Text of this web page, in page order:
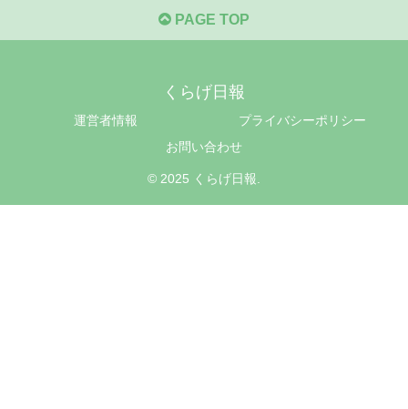
PAGE TOP
くらげ日報
運営者情報
プライバシーポリシー
お問い合わせ
© 2025 くらげ日報.